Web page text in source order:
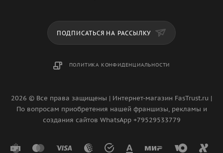
ПОДПИСАТЬСЯ НА РАССЫЛКУ
ПОЛИТИКА КОНФИДЕНЦИАЛЬНОСТИ
2026 © Все права защищены | Интернет-магазин FasTrust.ru |
По вопросам приобретения нашей франшизы, рекламы и
создания сайтов WhatsApp +79529533779